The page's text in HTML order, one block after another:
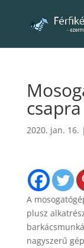
csapra
2020. jan. 16. |
A
plusz
nagyszerű